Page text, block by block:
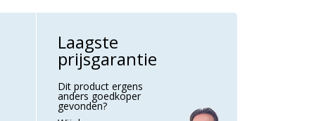
Laagste
prijsgarantie
Dit product ergens
anders goedkoper
gevonden?